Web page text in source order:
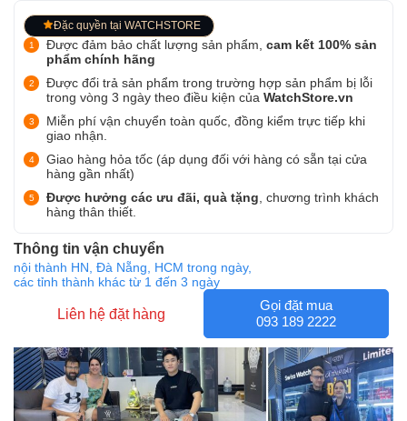
Đặc quyền tại WATCHSTORE
Được đảm bảo chất lượng sản phẩm, cam kết 100% sản
phẩm chính hãng
Được đổi trả sản phẩm trong trường hợp sản phẩm bị lỗi
trong vòng 3 ngày theo điều kiện của WatchStore.vn
Miễn phí vận chuyển toàn quốc, đồng kiểm trực tiếp khi
giao nhận.
Giao hàng hỏa tốc (áp dụng đối với hàng có sẵn tại cửa
hàng gần nhất)
Được hưởng các ưu đãi, quà tặng , chương trình khách
hàng thân thiết.
Thông tin vận chuyển
nội thành HN, Đà Nẵng, HCM trong ngày,
các tỉnh thành khác từ 1 đến 3 ngày
Liên hệ đặt hàng
Gọi đặt mua
093 189 2222